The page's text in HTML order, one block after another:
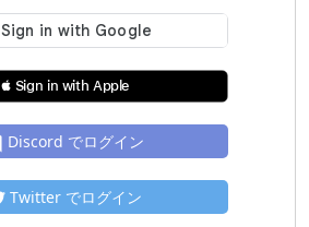
 Sign in with Apple
Discord でログイン
Twitter でログイン